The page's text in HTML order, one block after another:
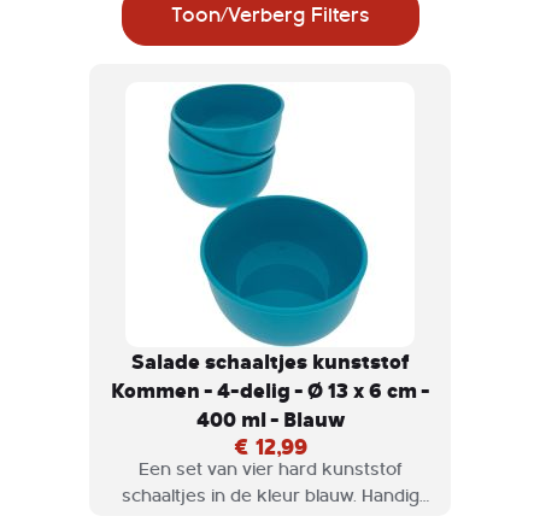
Toon/Verberg Filters
Salade schaaltjes kunststof
Kommen - 4-delig - Ø 13 x 6 cm -
400 ml - Blauw
€ 12,99
Een set van vier hard kunststof
schaaltjes in de kleur blauw. Handig